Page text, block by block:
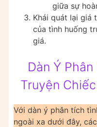
giữa sự
Khái quát lại giá
của tình huống
giá.
Dàn Ý
Truyện
Với dàn ý phân tích
ngoài xa dưới đây,